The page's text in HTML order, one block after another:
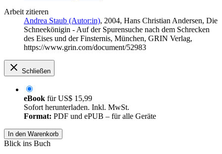
Arbeit zitieren
Andrea Staub (Autor:in), 2004, Hans Christian Andersen, Die
Schneekönigin - Auf der Spurensuche nach dem Schrecken
des Eises und der Finsternis, München, GRIN Verlag,
https://www.grin.com/document/52983
Schließen
eBook fürUS$ 15,99
Sofort herunterladen. Inkl. MwSt.
Format: PDF und ePUB – für alle Geräte
In den Warenkorb
Blick ins Buch